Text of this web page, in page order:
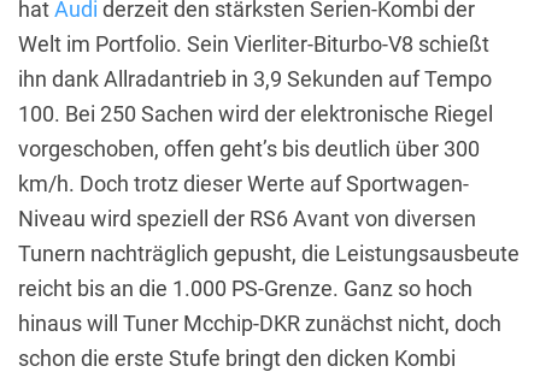
hatAudi derzeit den stärksten Serien-Kombi der
Welt im Portfolio. Sein Vierliter-Biturbo-V8 schießt
ihn dank Allradantrieb in 3,9 Sekunden auf Tempo
100. Bei 250 Sachen wird der elektronische Riegel
vorgeschoben, offen geht’s bis deutlich über 300
km/h. Doch trotz dieser Werte auf Sportwagen-
Niveau wird speziell der RS6 Avant von diversen
Tunern nachträglich gepusht, die Leistungsausbeute
reicht bis an die 1.000 PS-Grenze. Ganz so hoch
hinaus will Tuner Mcchip-DKR zunächst nicht, doch
schon die erste Stufe bringt den dicken Kombi